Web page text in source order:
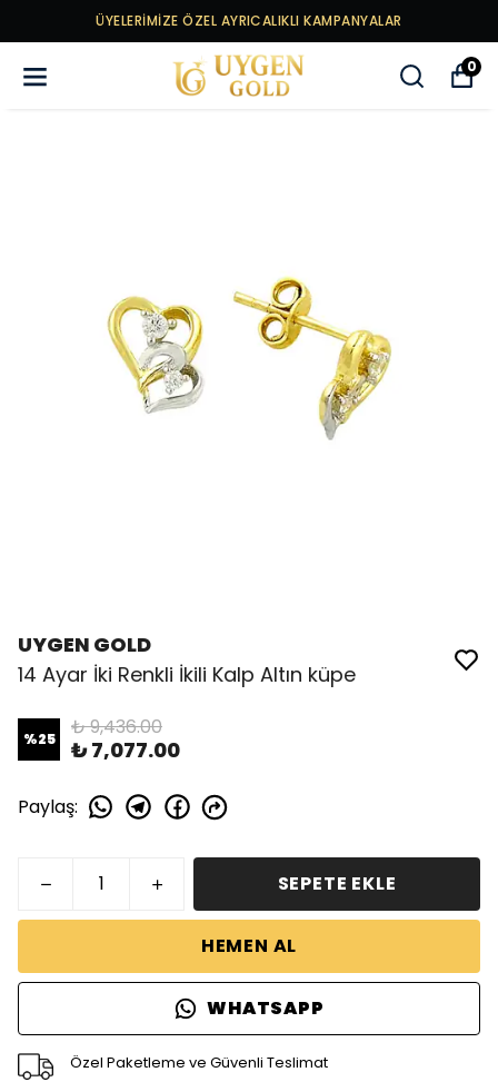
ÜYELERİMİZE ÖZEL AYRICALIKLI KAMPANYALAR
0
UYGEN GOLD
14 Ayar İki Renkli İkili Kalp Altın küpe
%25 ₺ 9,436.00
₺ 7,077.00
Paylaş:
SEPETE EKLE
HEMEN AL
WHATSAPP
Özel Paketleme ve Güvenli Teslimat